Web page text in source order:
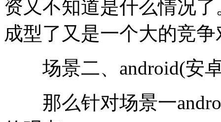
资又不知道是什么情况
成型了又是一个大的竞
场景二、android(安
那么针对场景一